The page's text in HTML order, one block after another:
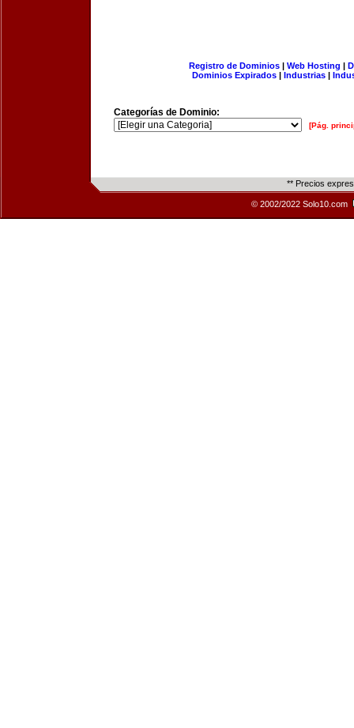
Registro de Dominios| Web Hosting |
Dominios Expirados | Industrias |
Categorías de Dominio:
[Pág.
** Precios
© 2002/2022 Solo10.com